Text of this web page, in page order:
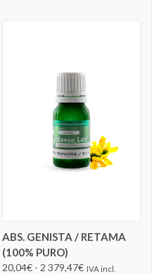
ABS. GENISTA / RETAMA
(100% PURO)
20,04€ - 2 379,47€ IVA incl.